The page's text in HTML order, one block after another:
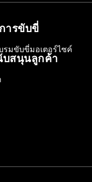
ารขับขี่
รมขับขี่มอเตอร์ไซค์
บสนุนลูกค้า